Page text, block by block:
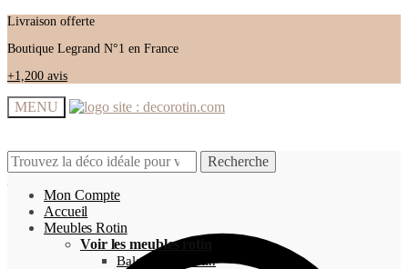
Livraison offerte
Boutique Legrand N°1 en France
+1,200 avis
MENU
Recherche
pour :
Recherche
Mon Compte
Recherche
pour :
Recherche
Accueil
Meubles Rotin
Voir les meubles rotin
Balancelles Rotin